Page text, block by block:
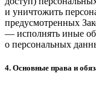
и уничтожить
предусмотренных
— исполнять иные
о персональных
4. Основные права и